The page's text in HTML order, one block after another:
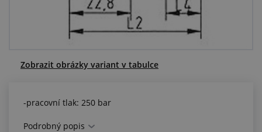
Centrum poptávek
O nás a kariéra
Zobrazit obrázky variant v tabulce
-pracovní tlak: 250 bar
Podrobný popis